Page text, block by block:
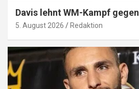
Davis lehnt WM-Kampf
5. August 2026 Redaktion